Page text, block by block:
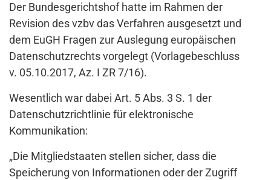
Der Bundesgerichtshof hatte im Rahmen der
Revision des vzbv das Verfahren ausgesetzt und
dem EuGH Fragen zur Auslegung europäischen
Datenschutzrechts vorgelegt (Vorlagebeschluss
v. 05.10.2017, Az. I ZR 7/16).
Wesentlich war dabei Art. 5 Abs. 3 S. 1 der
Datenschutzrichtlinie für elektronische
Kommunikation:
„Die Mitgliedstaaten stellen sicher, dass die
Speicherung von Informationen oder der Zugriff